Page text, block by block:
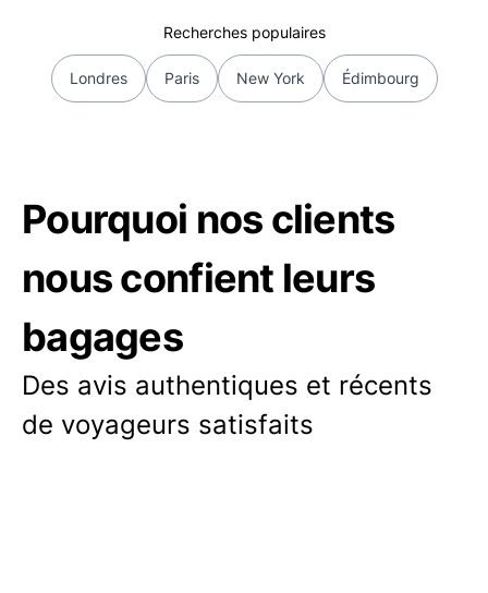
Recherches populaires
Londres Paris New York Édimbourg
Pourquoi nos clients
nous confient leurs
bagages
Des avis authentiques et récents
de voyageurs satisfaits